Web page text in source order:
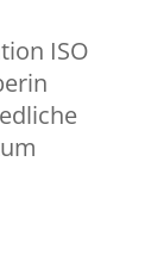
ISO